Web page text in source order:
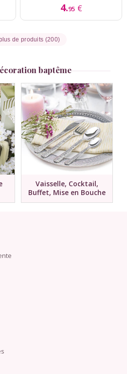
4.95 €
de produits (200)
baptême
Vaisselle, Cocktail,
Buffet, Mise en Bouche